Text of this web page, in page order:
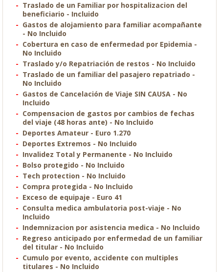
Traslado de un Familiar por hospitalizacion del
beneficiario - Incluido
Gastos de alojamiento para familiar acompañante
- No Incluido
Cobertura en caso de enfermedad por Epidemia -
No Incluido
Traslado y/o Repatriación de restos - No Incluido
Traslado de un familiar del pasajero repatriado -
No Incluido
Gastos de Cancelación de Viaje SIN CAUSA - No
Incluido
Compensacion de gastos por cambios de fechas
del viaje (48 horas ante) - No Incluido
Deportes Amateur - Euro 1.270
Deportes Extremos - No Incluido
Invalidez Total y Permanente - No Incluido
Bolso protegido - No Incluido
Tech protection - No Incluido
Compra protegida - No Incluido
Exceso de equipaje - Euro 41
Consulta medica ambulatoria post-viaje - No
Incluido
Indemnizacion por asistencia medica - No Incluido
Regreso anticipado por enfermedad de un familiar
del titular - No Incluido
Cumulo por evento, accidente con multiples
titulares - No Incluido